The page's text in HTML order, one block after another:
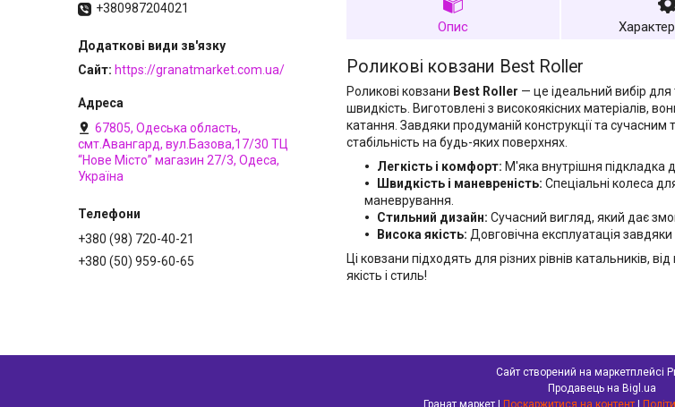
Опис
Роликові ковзани Best Roller
Роликові ковзани Best Roller — це ідеальний вибір для
швидкість. Виготовлені з високоякісних матеріалів,
катання. Завдяки продуманій конструкції та сучасним
стабільність на будь-яких поверхнях.
Легкість і комфорт: М'яка внутрішня підкладка
Швидкість і маневреність: Спеціальні колеса
маневрування.
Стильний дизайн: Сучасний вигляд, який дає
Висока якість: Довговічна експлуатація завдяки
Ці ковзани підходять для різних рівнів катальників,
якість і стиль!
+380987204021
Сайт https://granatmarket.com.ua/
67805, Одеська область,
смт.Авангард, вул.Базова,17/30 ТЦ
“Нове Місто” магазин 27/3, Одеса,
Україна
+380 (98) 720-40-21
+380 (50) 959-60-65
Сайт створений на маркетплейсі
Продавець на Bigl.ua
Гранат маркет | Поскаржитися на контент |